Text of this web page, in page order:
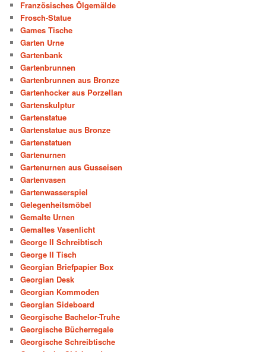
Französisches Ölgemälde
Frosch-Statue
Games Tische
Garten Urne
Gartenbank
Gartenbrunnen
Gartenbrunnen aus Bronze
Gartenhocker aus Porzellan
Gartenskulptur
Gartenstatue
Gartenstatue aus Bronze
Gartenstatuen
Gartenurnen
Gartenurnen aus Gusseisen
Gartenvasen
Gartenwasserspiel
Gelegenheitsmöbel
Gemalte Urnen
Gemaltes Vasenlicht
George II Schreibtisch
George II Tisch
Georgian Briefpapier Box
Georgian Desk
Georgian Kommoden
Georgian Sideboard
Georgische Bachelor-Truhe
Georgische Bücherregale
Georgische Schreibtische